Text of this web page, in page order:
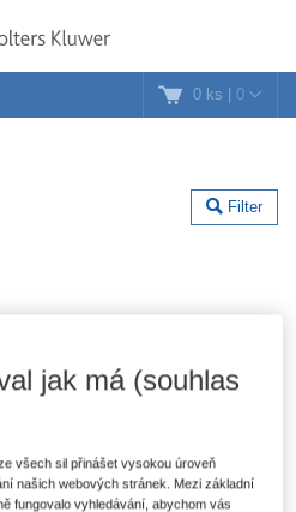
0 ks | 0
Filter
jak má (souhlas
všech sil přinášet vysokou úroveň
našich webových stránek. Mezi základní
fungovalo vyhledávání, abychom vás